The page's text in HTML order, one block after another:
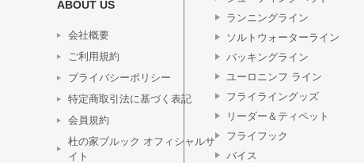
ABOUT US
会社概要
ご利用規約
プライバシーポリシー
特定商取引法に基づく表記
会員規約
杜の家ブルック オフィシャルサ
イト
ランニングライン
ソルトウォーターライン
バッキングライン
ユーロニンフ ライン
フライライングッズ
リーダー＆ティペット
フライフック
バイス